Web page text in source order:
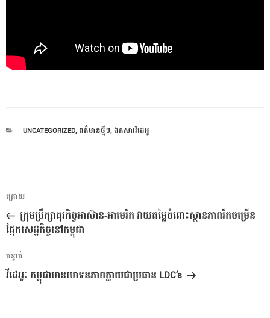
CATEGORIES
UNCATEGORIZED, ពត៌មានថ្មីៗ,ឯកសារវីដេអូ
ការ​
នាំទិស​
ប្រកាស
អត្ថបទ
មុន
ក្រោយ
ក្រុមប្រឹក្សាធុរកិច្ចអាស៊ាន-អាមេរិក វាយតម្លៃចំពោះស្ថានភាពរីកចម្រើន
ផ្នែកសេដ្ឋកិច្ចនៅកម្ពុជា
អត្ថបទ
បន្ទាប់
បន្ទាប់
វីដេអូៈ កម្ពុជាមានមោទនភាពក្លាយជាប្រធាន LDC’s